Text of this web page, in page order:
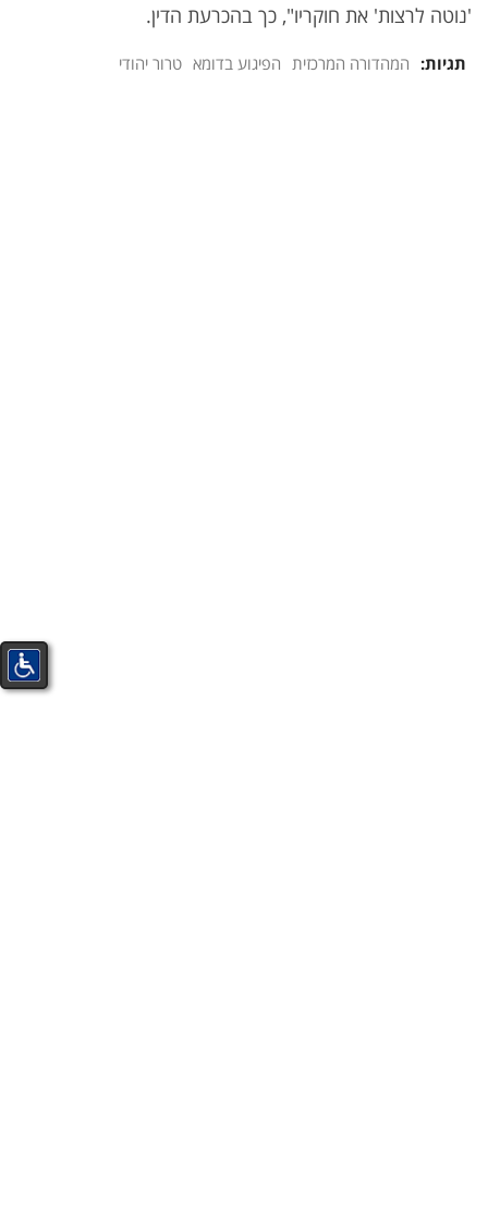
'נוטה לרצות' את חוקריו", כך בהכרעת הדין.
תגיות: המהדורה המרכזית הפיגוע בדומא טרור יהודי